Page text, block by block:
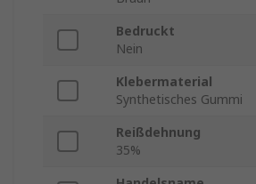
Bedruckt
Nein
Klebermaterial
Synthetisches Gummi
Reißdehnung
35%